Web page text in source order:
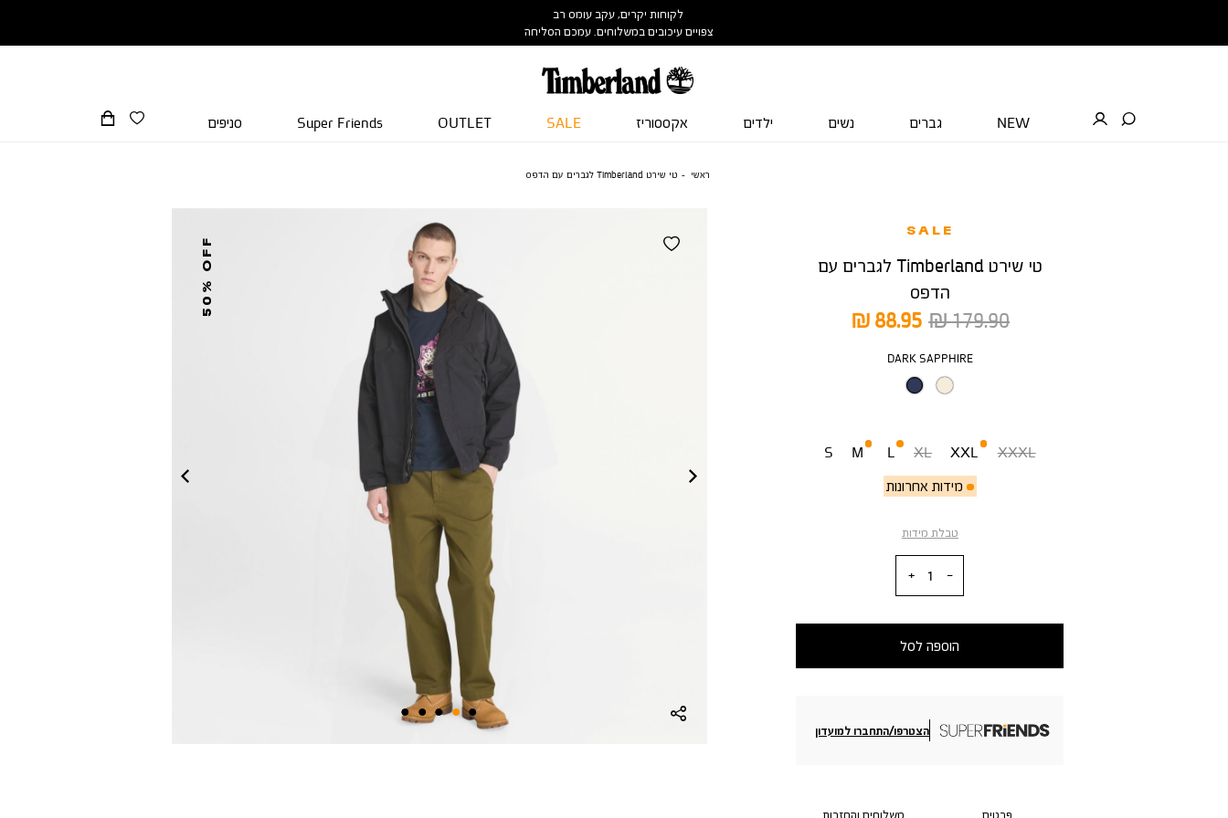
לקוחות יקרים, עקב עומס רב
צפויים עיכובים במשלוחים. עמכם הסליחה
NEW גברים נשים ילדים אקססוריז SALE
OUTLET
Super Friends סניפים
ראשי טי שירט Timberland לגברים עם הדפס
50% OFF
SALE
טי שירט Timberland לגברים עם
הדפס
מחיר
מוצר
88.95 ₪
מחיר
179.90 ₪
צבע
DARK SAPPHIRE
S
M
מידות אחרונות
L XL XXL XXXL
טבלת מידות
הוספה לסל
הצטרפו/התחברו למועדון
פרטים משלוחים והחזרות